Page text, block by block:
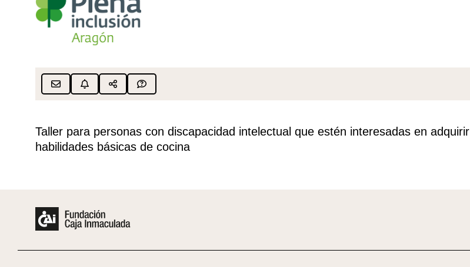
Taller para personas con discapacidad intelectual que estén interesadas en adquirir
habilidades básicas de cocina